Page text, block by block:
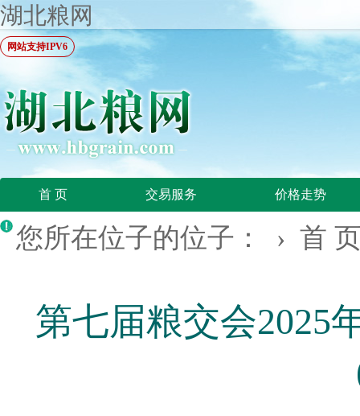
湖北粮网
网站支持IPV6
首 页 交易服务 价格走势
您所在位子的位子： › 首
第七届粮交会2025